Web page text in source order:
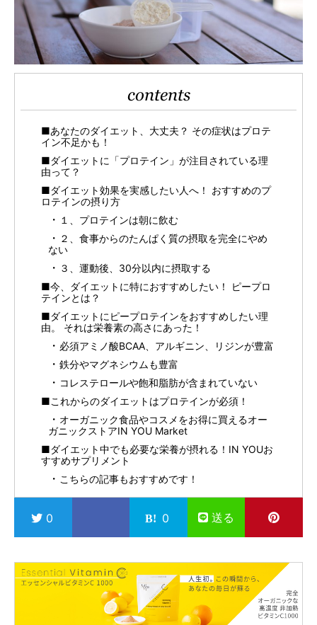
contents
■あなたのダイエット、大丈夫？ その症状はプロテ
イン不足かも！
■ダイエットに「プロテイン」が注目されている理
由って？
■ダイエット効果を実感したい人へ！ おすすめのプ
ロテインの摂り方
１、プロテインは朝に飲む
２、食事からのたんぱく質の摂取を完全にやめ
ない
３、運動後、30分以内に摂取する
■今、ダイエットに特におすすめしたい！ ピープロ
テインとは？
■ダイエットにピープロテインをおすすめしたい理
由。 それは栄養素の高さにあった！
必須アミノ酸BCAA、アルギニン、リジンが豊富
鉄分やマグネシウムも豊富
コレステロールや飽和脂肪が含まれていない
■これからのダイエットはプロテインが必須！
オーガニック食品やコスメをお得に買えるオー
ガニックストアIN YOU Market
■ダイエット中でも必要な栄養が摂れる！IN YOUお
すすめサプリメント
こちらの記事もおすすめです！
0 0 送る